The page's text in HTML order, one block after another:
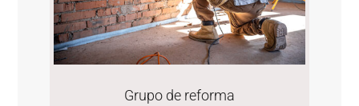
Grupo de reforma